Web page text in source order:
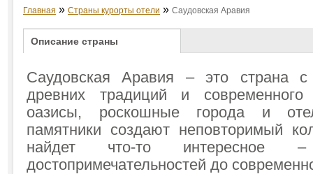
Главная » Страны курорты отели » Саудовская Аравия
Описание страны
Саудовская Аравия – это страна с
древних традиций и современного
оазисы, роскошные города и
памятники создают неповторимый
найдет что-то интересное
достопримечательностей до